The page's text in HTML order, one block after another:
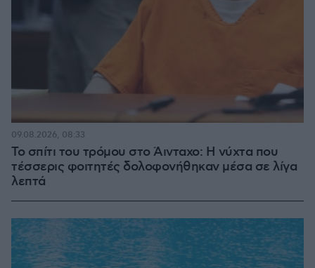
Το σπίτι του τρόμου στο Άινταχο: Η νύχτα που
τέσσερις φοιτητές δολοφονήθηκαν μέσα σε λίγα
λεπτά
09.08.2026, 08:33